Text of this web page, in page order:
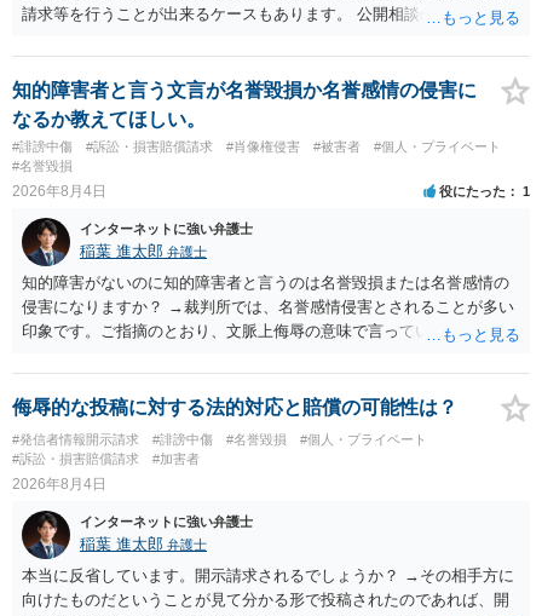
請求等を行うことが出来るケースもあります。 公開相談の場では回答
に個別に相談されると良いでしょう。
知的障害者と言う文言が名誉毀損か名誉感情の侵害に
なるか教えてほしい。
#誹謗中傷 #訴訟・損害賠償請求 #肖像権侵害 #被害者
#個人・プライベート
#名誉毀損
2026年8月4日 役にたった 1
インターネットに強い弁護士
稲葉 進太郎 弁護士
知的障害がないのに知的障害者と言うのは名誉毀損または名誉感情の
侵害になりますか？ →裁判所では、名誉感情侵害とされることが多い
印象です。ご指摘のとおり、文脈上侮辱の意味で言っている点も加味
侮辱的な投稿に対する法的対応と賠償の可能性は？
#発信者情報開示請求 #誹謗中傷 #名誉毀損
#個人・プライベート
#訴訟・損害賠償請求
#加害者
2026年8月4日
インターネットに強い弁護士
稲葉 進太郎 弁護士
本当に反省しています。開示請求されるでしょうか？ →その相手方に
向けたものだということが見て分かる形で投稿されたのであれば、開